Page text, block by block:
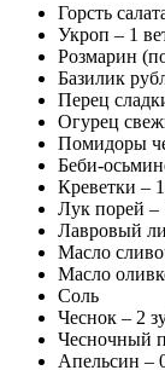
Горсть
Укроп – 1
Розмарин
Базилик
Перец
Огурец
Помидоры
Беби-
Креветки –
Лук порей –
Лавровый
Масло
Масло
Соль
Чеснок – 2
Чесночный
Апельсин –